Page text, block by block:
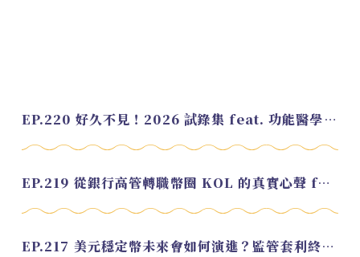
EP.220 好久不見！2026 試錄集 feat. 功能醫學營養師 美寶
EP.219 從銀行高管轉職幣圈 KOL 的真實心聲 feat.龜大
EP.217 美元穩定幣未來會如何演進？監管套利終將收斂？feat. 研究員 余哲安